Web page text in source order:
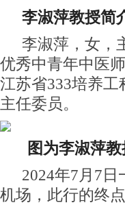
李淑萍教授简
李淑萍，女，
优秀中青年中医
江苏省333培养
主任委员。
图为李淑萍
2024年7月7
机场，此行的终